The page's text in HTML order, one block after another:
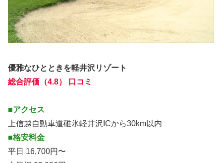
優雅なひとときを軽井沢リゾート
総合評価（4.8） 口コミ
■アクセス
上信越自動車道碓氷軽井沢ICから30km以内
■格安料金
平日 16,700円〜